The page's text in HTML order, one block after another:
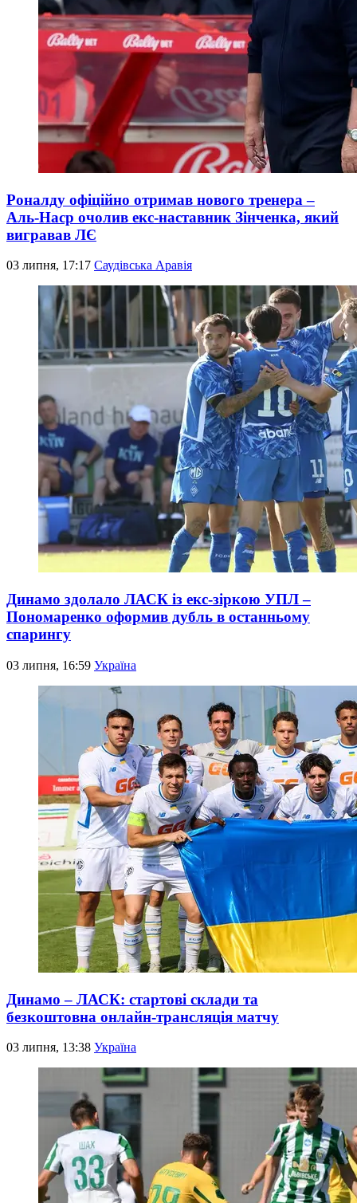
Роналду офіційно отримав нового тренера –
Аль-Наср очолив екс-наставник Зінченка, який
вигравав ЛЄ
03 липня, 17:17 Саудівська Аравія
Динамо здолало ЛАСК із екс-зіркою УПЛ –
Пономаренко оформив дубль в останньому
спарингу
03 липня, 16:59 Україна
Динамо – ЛАСК: стартові склади та
безкоштовна онлайн-трансляція матчу
03 липня, 13:38 Україна